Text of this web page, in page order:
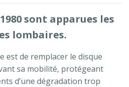
sont apparues les
lombaires.
est de remplacer le disque
sa mobilité, protégeant
d’une dégradation trop